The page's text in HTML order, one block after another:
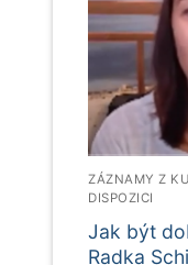
ZÁZNAMY Z
DISPOZICI
Jak být
Radka